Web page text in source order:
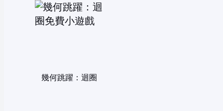
幾何跳躍：迴圈